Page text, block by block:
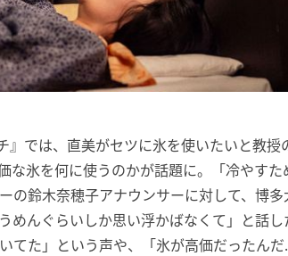
』では、直美がセツに氷を使いたいと教授
な氷を何に使うのかが話題に。「冷やす
の鈴木奈穂子アナウンサーに対して、博
めんぐらいしか思い浮かばなくて」と話し
てた」という声や、「氷が高価だったん